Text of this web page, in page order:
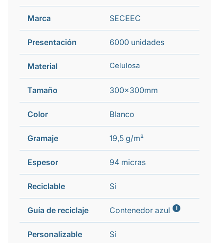
Marca SECEEC
Presentación 6000 unidades
Material Celulosa
Tamaño 300x300mm
Color Blanco
Gramaje 19,5 g/m²
Espesor 94 micras
Reciclable Si
Guía de reciclaje Contenedor azul i
Personalizable Si